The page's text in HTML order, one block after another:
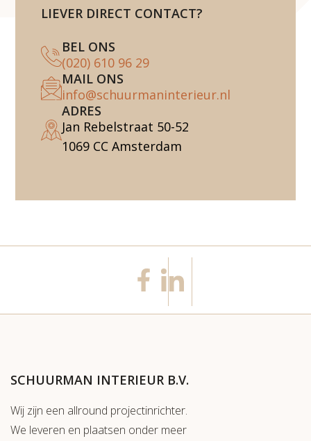
LIEVER DIRECT CONTACT?
BEL ONS
(020) 610 96 29
MAIL ONS
info@schuurmaninterieur.nl
ADRES
Jan Rebelstraat 50-52
1069 CC Amsterdam
SCHUURMAN INTERIEUR B.V.
Wij zijn een allround projectinrichter.
We leveren en plaatsen onder meer